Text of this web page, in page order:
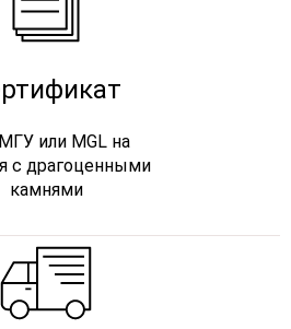
или MGL на
с драгоценными
камнями